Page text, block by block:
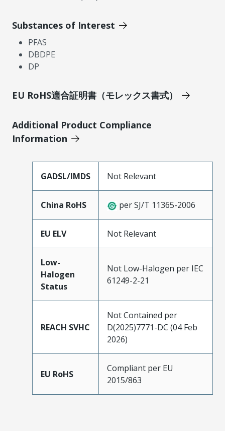
Substances of Interest
PFAS
DBDPE
DP
EU RoHS適合証明書（モレックス書式）
Additional Product Compliance
Information
GADSL/IMDS Not Relevant
China RoHS per SJ/T 11365-2006
EU ELV Not Relevant
Low-
Halogen
Status
Not Low-Halogen per IEC
61249-2-21
REACH SVHC
Not Contained per
D(2025)7771-DC (04 Feb
2026)
EU RoHS
Compliant per EU
2015/863